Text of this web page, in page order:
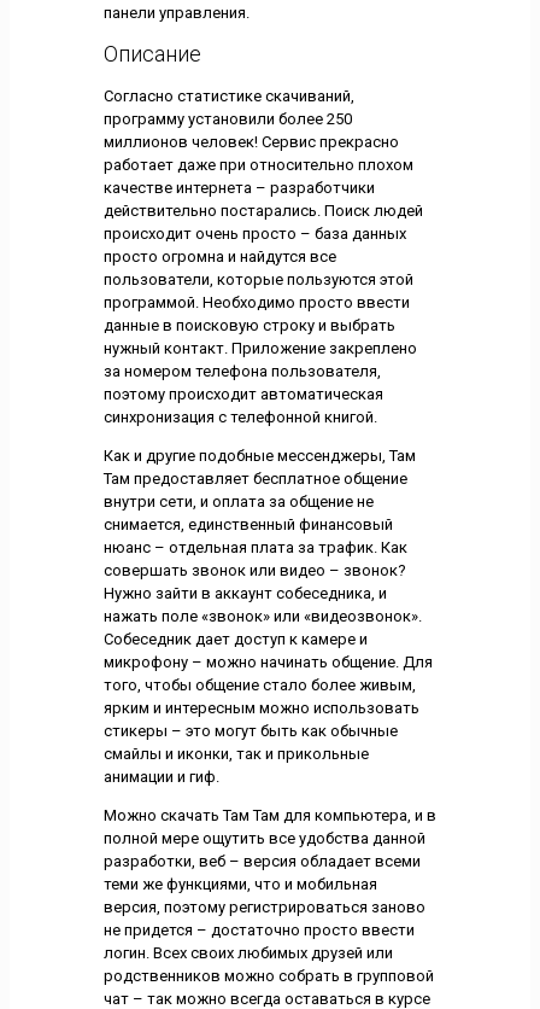
панели управления.
Описание
Согласно статистике скачиваний,
программу установили более 250
миллионов человек! Сервис прекрасно
работает даже при относительно плохом
качестве интернета – разработчики
действительно постарались. Поиск людей
происходит очень просто – база данных
просто огромна и найдутся все
пользователи, которые пользуются этой
программой. Необходимо просто ввести
данные в поисковую строку и выбрать
нужный контакт. Приложение закреплено
за номером телефона пользователя,
поэтому происходит автоматическая
синхронизация с телефонной книгой.
Как и другие подобные мессенджеры, Там
Там предоставляет бесплатное общение
внутри сети, и оплата за общение не
снимается, единственный финансовый
нюанс – отдельная плата за трафик. Как
совершать звонок или видео – звонок?
Нужно зайти в аккаунт собеседника, и
нажать поле «звонок» или «видеозвонок».
Собеседник дает доступ к камере и
микрофону – можно начинать общение. Для
того, чтобы общение стало более живым,
ярким и интересным можно использовать
стикеры – это могут быть как обычные
смайлы и иконки, так и прикольные
анимации и гиф.
Можно скачать Там Там для компьютера, и в
полной мере ощутить все удобства данной
разработки, веб – версия обладает всеми
теми же функциями, что и мобильная
версия, поэтому регистрироваться заново
не придется – достаточно просто ввести
логин. Всех своих любимых друзей или
родственников можно собрать в групповой
чат – так можно всегда оставаться в курсе